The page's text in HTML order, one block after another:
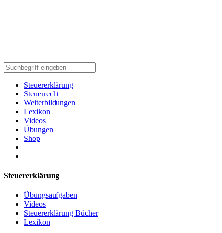
Steuererklärung
Steuerrecht
Weiterbildungen
Lexikon
Videos
Übungen
Shop
Steuererklärung
Übungsaufgaben
Videos
Steuererklärung Bücher
Lexikon